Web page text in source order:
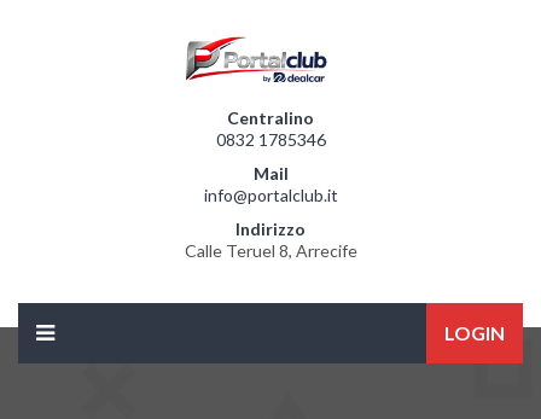
Centralino
0832 1785346
Mail
info@portalclub.it
Indirizzo
Calle Teruel 8, Arrecife
LOGIN